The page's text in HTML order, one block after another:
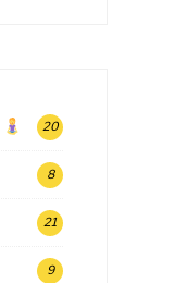
20
8
21
9